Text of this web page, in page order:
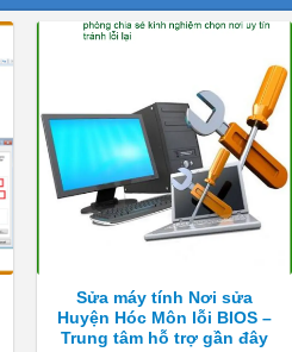
Sửa máy tính Nơi sửa
Huyện Hóc Môn lỗi BIOS –
Trung tâm hỗ trợ gần đây